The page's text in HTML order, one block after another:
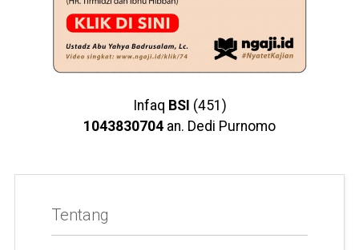
Infaq BSI (451)
1043830704 an. Dedi Purnomo
Tentang